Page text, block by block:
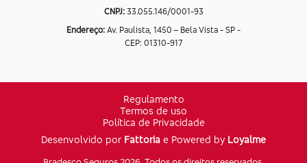
CNPJ:33.055.146/0001-93
Endereço: Av. Paulista, 1450 – Bela Vista - SP -
CEP: 01310-917
Regulamento
Termos de uso
Política de Privacidade
Desenvolvido por Fattoria e Powered by Loyalme